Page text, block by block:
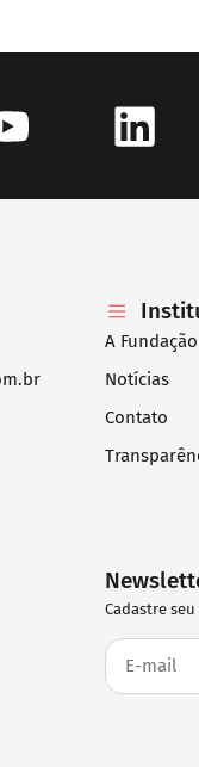
A Fundação
Notícias
Contato
Cadastre